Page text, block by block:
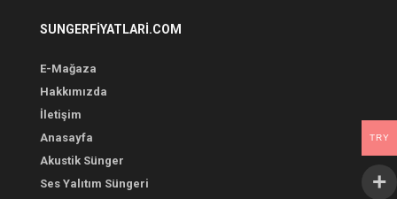
SUNGERFIYATLARI.COM
E-Mağaza
Hakkımızda
İletişim
Anasayfa
Akustik Sünger
Ses Yalıtım Süngeri
TRY